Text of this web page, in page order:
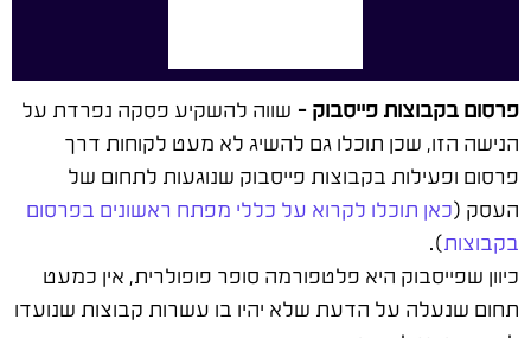
פרסום בקבוצות פייסבוק – שווה להשקיע פסקה נפרדת על
הנישה הזו, שכן תוכלו גם להשיג לא מעט לקוחות דרך
פרסום ופעילות בקבוצות פייסבוק שנוגעות לתחום של
העסק (כאן תוכלו לקרוא על כללי מפתח ראשונים בפרסום
בקבוצות).
כיוון שפייסבוק היא פלטפורמה סופר פופולרית, אין כמעט
תחום שנעלה על הדעת שלא יהיו בו עשרות קבוצות שנועדו